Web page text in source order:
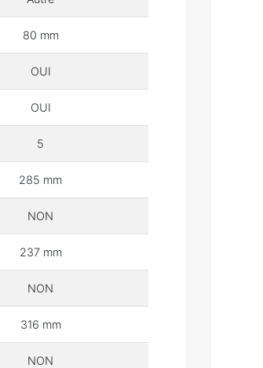
80 mm
OUI
OUI
5
285 mm
NON
237 mm
NON
316 mm
NON